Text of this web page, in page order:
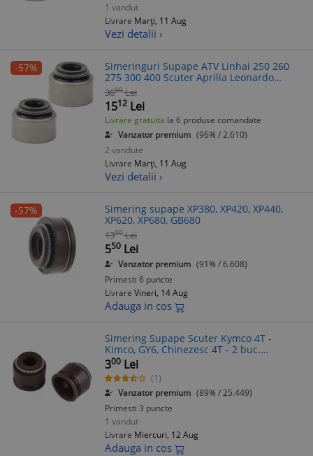
1 vandut
Livrare Marți, 11 Aug
Vezi detalii ›
-57%
Simeringuri Supape ATV Linhai 250 260
275 300 400 Scuter Aprilia Leonardo
Benelli Velvet Yamaha Majesty X-Max 250
300
3600 Lei
1512 Lei
Livrare gratuita la 6 produse comandate
Vanzator premium (96% / 2.610)
2 vandute
Livrare Marți, 11 Aug
Vezi detalii ›
-57%
Simering supape XP380, XP420, XP440,
XP620, XP680, GB680
1300 Lei
550 Lei
Vanzator premium (91% / 6.608)
Primesti 6 puncte
Livrare Vineri, 14 Aug
Adauga in cos
Simering Supape Scuter Kymco 4T -
Kimco, GY6, Chinezesc 4T - 2 buc.
Semeringuri Supape Scuter
300 Lei
(1)
Vanzator premium (89% / 25.449)
Primesti 3 puncte
1 vandut
Livrare Miercuri, 12 Aug
Adauga in cos